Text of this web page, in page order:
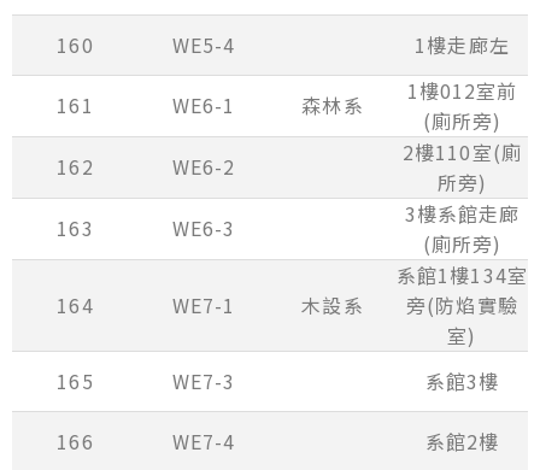
160 WE5-4 1樓走廊左
161 WE6-1 森林系
1樓012室前
(廁所旁)
162
WE6-2
2樓110室(廁
所旁)
163
WE6-3
3樓系館走廊
(廁所旁)
164 WE7-1 木設系
系館1樓134室
旁(防焰實驗
室)
165
WE7-3 系館3樓
166 WE7-4 系館2樓